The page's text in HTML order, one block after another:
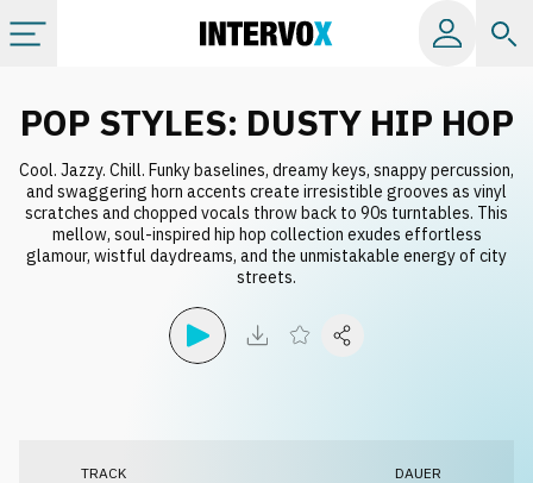
Alle Alben
Labels
Info
POP STYLES: DUSTY HIP HOP
Cool. Jazzy. Chill. Funky baselines, dreamy keys, snappy percussion,
and swaggering horn accents create irresistible grooves as vinyl
scratches and chopped vocals throw back to 90s turntables. This
mellow, soul-inspired hip hop collection exudes effortless
glamour, wistful daydreams, and the unmistakable energy of city
streets.
TRACK DAUER